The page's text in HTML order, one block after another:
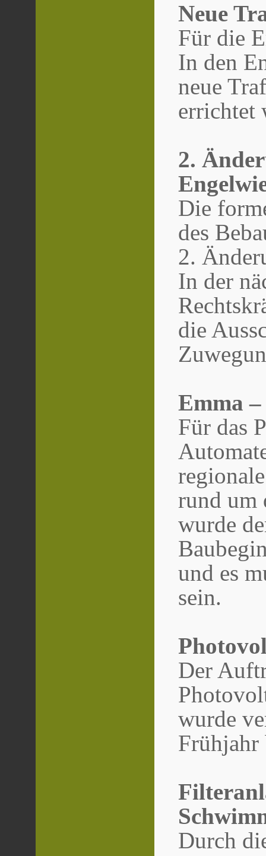
Neue
Für die
In den
neue
errichtet
2.
Die
des
2.
In der
die
Emma
Für das
rund um
wurde
und es
sein.
Der
wurde
Frühjahr
Durch